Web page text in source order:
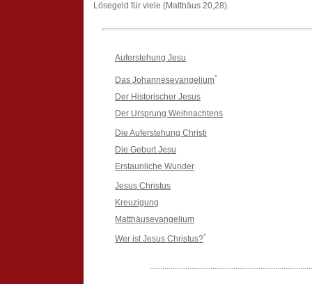
Lösegeld für viele (Matthäus 20,28).
Auferstehung Jesu
Das Johannesevangelium*
Der Historischer Jesus
Der Ursprung Weihnachtens
Die Auferstehung Christi
Die Geburt Jesu
Erstaunliche Wunder
Jesus Christus
Kreuzigung
Matthäusevangelium
Wer ist Jesus Christus?*